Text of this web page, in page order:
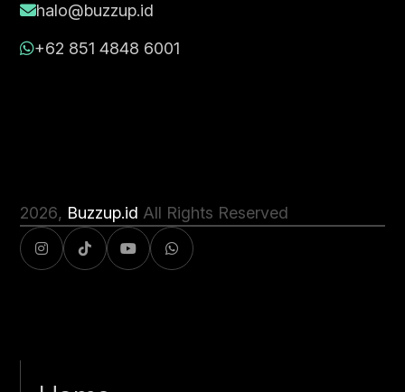
halo@buzzup.id
+62 851 4848 6001
2026, Buzzup.id All Rights Reserved